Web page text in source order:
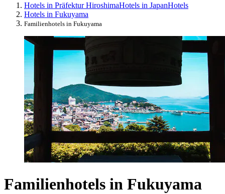
Hotels in Präfektur HiroshimaHotels in JapanHotels
Hotels in Fukuyama
Familienhotels in Fukuyama
Familienhotels in Fukuyama